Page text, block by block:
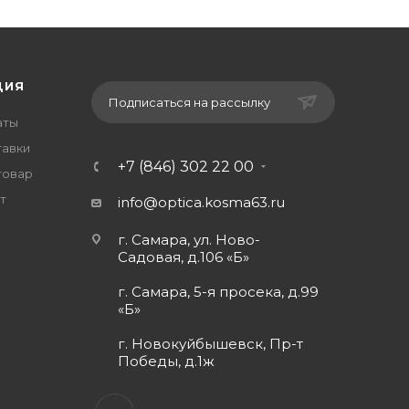
Подписаться на рассылку
+7 (846) 302 22 00
info@optica.kosma63.ru
г. Самара, ул. Ново-
Садовая, д.106 «Б»
г. Самара, 5-я просека, д.99
«Б»
г. Новокуйбышевск, Пр-т
Победы, д.1ж